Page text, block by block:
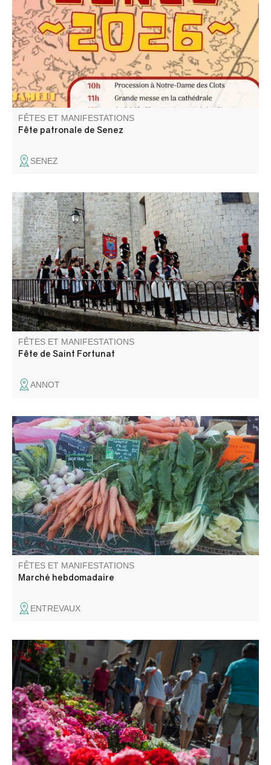
messe, soirée animée, repas et son super feu d'artifice.
FÊTES ET MANIFESTATIONS
Fête patronale de Senez
SENEZ
A la Pentecôte, les défilés de la fanfare et de la Bravade
en costume d'époque napoléonienne, rythment la vie du
village. Retraite aux flambeaux, embrasement du pont,
bals et feu d'artifice se succèdent, la fête foraine s'installe
sur la place.
FÊTES ET MANIFESTATIONS
Fête de Saint Fortunat
ANNOT
Vous trouverez sur la place Louis Moreau un petit marché
avec des produits locaux.
FÊTES ET MANIFESTATIONS
Marché hebdomadaire
ENTREVAUX
L’association La Fleur de Sel, qui l’organise, redouble
d’effort et d’inventivité : les rues du village prennent des
airs de floralies et se transforment en une véritable
pépinière à ciel ouvert !